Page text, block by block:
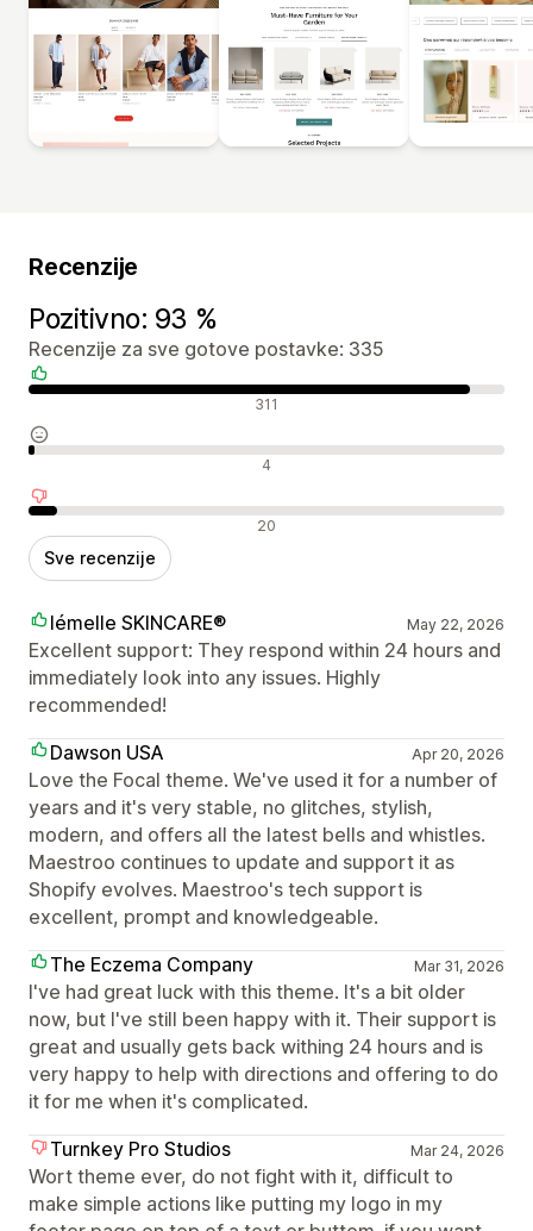
Recenzije
Pozitivno: 93 %
Recenzije za sve gotove postavke: 335
Pozitivne recenzije 311
Neutralne recenzije 4
Negativne recenzije 20
Sve recenzije
lémelle SKINCARE® May 22, 2026
Excellent support: They respond within 24 hours and
immediately look into any issues. Highly
recommended!
Dawson USA
Apr 20, 2026
Love the Focal theme. We've used it for a number of
years and it's very stable, no glitches, stylish,
modern, and offers all the latest bells and whistles.
Maestroo continues to update and support it as
Shopify evolves. Maestroo's tech support is
excellent, prompt and knowledgeable.
The Eczema Company
Mar 31, 2026
I've had great luck with this theme. It's a bit older
now, but I've still been happy with it. Their support is
great and usually gets back withing 24 hours and is
very happy to help with directions and offering to do
it for me when it's complicated.
Turnkey Pro Studios
Mar 24, 2026
Wort theme ever, do not fight with it, difficult to
make simple actions like putting my logo in my